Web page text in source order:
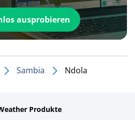
ausprobieren
Sambia Ndola
Produkte